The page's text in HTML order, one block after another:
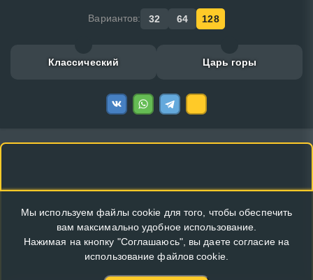
Вариантов: 32 64 128
Классический Царь горы
Мы используем файлы cookie для того, чтобы обеспечить
вам максимально удобное использование.
Нажимая на кнопку "Соглашаюсь", вы даете согласие на
использование файлов cookie.